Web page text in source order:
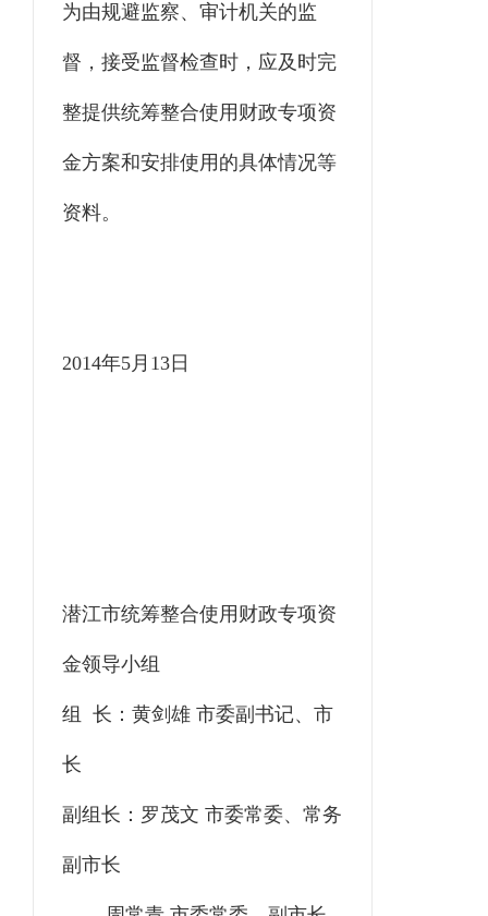
为由规避监察、审计机关的监
督，接受监督检查时，应及时完
整提供统筹整合使用财政专项资
金方案和安排使用的具体情况等
资料。
2014年5月13日
潜江市统筹整合使用财政专项资
金领导小组
组 长：黄剑雄 市委副书记、市
长
副组长：罗茂文 市委常委、常务
副市长